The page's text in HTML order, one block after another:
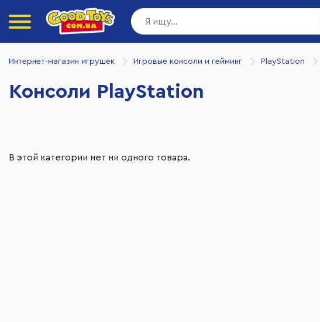
Интернет-магазин игрушек Игровые консоли и гейминг PlayStation
Консоли PlayStation
В этой категории нет ни одного товара.